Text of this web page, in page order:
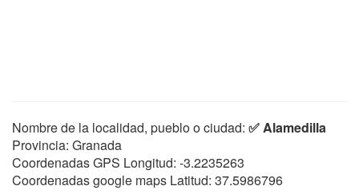
Nombre de la localidad, pueblo o ciudad: ✅ Alamedilla
Provincia: Granada
Coordenadas GPS Longitud: -3.2235263
Coordenadas google maps Latitud: 37.5986796